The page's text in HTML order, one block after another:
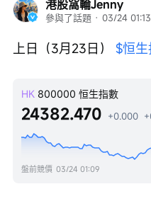
港股窩輪Jenny
參與了話題 · 03/24 01:13
上日（3月23日） $恒
HK 800000 恒生指數
24382.470 +0.000
盤前競價 03/24 01:09